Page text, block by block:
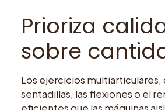
Prioriza
sobre
Los ejercicios multiarticulares,
sentadillas, las flexiones o el